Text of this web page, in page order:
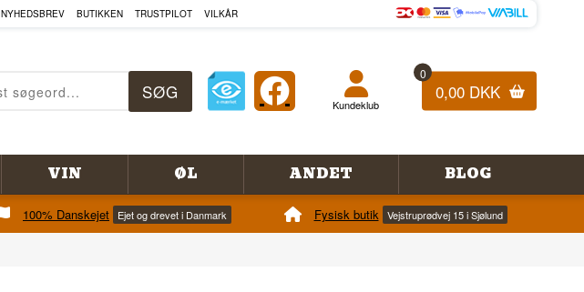
NYHEDSBREV BUTIKKEN TRUSTPILOT VILKÅR
0
0,00 DKK
Kundeklub
VIN ØL ANDET BLOG
100% Danskejet Ejet og drevet i Danmark Fysisk butik Vejstruprødvej 15 i Sjølund